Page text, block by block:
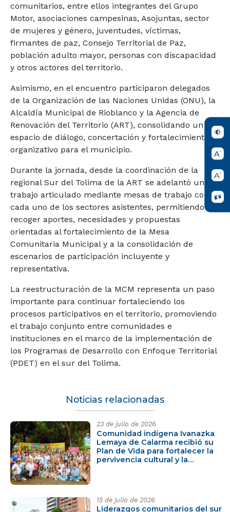
comunitarios, entre ellos integrantes del Grupo
Motor, asociaciones campesinas, Asojuntas, sector
de mujeres y género, juventudes, víctimas,
firmantes de paz, Consejo Territorial de Paz,
población adulto mayor, personas con discapacidad
y otros actores del territorio.
Asimismo, en el encuentro participaron delegados
de la Organización de las Naciones Unidas (ONU), la
Alcaldía Municipal de Rioblanco y la Agencia de
Renovación del Territorio (ART), consolidando un
espacio de diálogo, concertación y fortalecimiento
organizativo para el municipio.
Durante la jornada, desde la coordinación de la
regional Sur del Tolima de la ART se adelantó un
trabajo articulado mediante mesas de trabajo con
cada uno de los sectores asistentes, permitiendo
recoger aportes, necesidades y propuestas
orientadas al fortalecimiento de la Mesa
Comunitaria Municipal y a la consolidación de
escenarios de participación incluyente y
representativa.
La reestructuración de la MCM representa un paso
importante para continuar fortaleciendo los
procesos participativos en el territorio, promoviendo
el trabajo conjunto entre comunidades e
instituciones en el marco de la implementación de
los Programas de Desarrollo con Enfoque Territorial
(PDET) en el sur del Tolima.
Noticias relacionadas
23 de julio de 2026
Comunidad indígena Ivanazka
Lemaya de Calarma recibió su
Plan de Vida para fortalecer la
pervivencia cultural y la
15 de julio de 2026
Liderazgos comunitarios del sur